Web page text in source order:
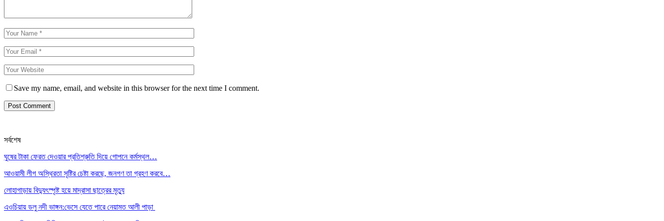
Save my name, email, and website in this browser for the next time I comment.
সর্বশেষ
ঘুষের টাকা ফেরত দেওয়ার প্রতিশ্রুতি দিয়ে গোপনে কর্মস্থল…
আওয়ামী লীগ অস্থিরতা সৃষ্টির চেষ্টা করছে, জনগণ তা গ্রহণ করবে…
লোহাগাড়ায় বিদ্যুৎস্পৃষ্ট হয়ে মাদ্রাসা ছাত্রের মৃত্যু
এওচিয়ায় ডলু নদী ভাঙ্গন:ভেসে যেতে পারে নেয়ামত আলী পাড়া